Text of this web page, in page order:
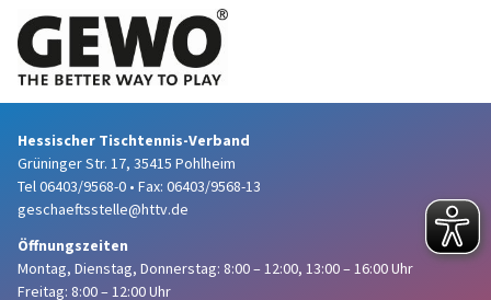
Hessischer Tischtennis-Verband
Grüninger Str. 17, 35415 Pohlheim
Tel 06403/9568-0 • Fax: 06403/9568-13
geschaeftsstelle@httv.de
Öffnungszeiten
Montag, Dienstag, Donnerstag: 8:00 – 12:00, 13:00 – 16:00 Uhr
Freitag: 8:00 – 12:00 Uhr